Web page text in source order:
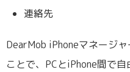
連絡先
DearMob iPhoneマネージ
ことで、PCとiPhone間で